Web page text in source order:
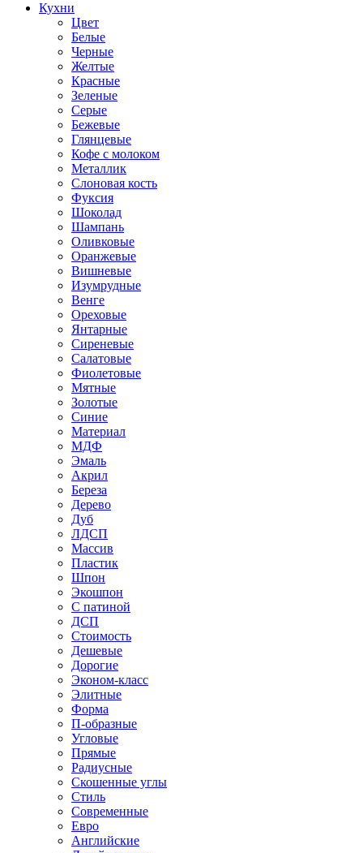
Кухни
Цвет
Белые
Черные
Желтые
Красные
Зеленые
Серые
Бежевые
Глянцевые
Кофе с молоком
Металлик
Слоновая кость
Фуксия
Шоколад
Шампань
Оливковые
Оранжевые
Вишневые
Изумрудные
Венге
Ореховые
Янтарные
Сиреневые
Салатовые
Фиолетовые
Мятные
Золотые
Синие
Материал
МДФ
Эмаль
Акрил
Береза
Дерево
Дуб
ЛДСП
Массив
Пластик
Шпон
Экошпон
С патиной
ДСП
Стоимость
Дешевые
Дорогие
Эконом-класс
Элитные
Форма
П-образные
Угловые
Прямые
Радиусные
Скошенные углы
Стиль
Современные
Евро
Английские